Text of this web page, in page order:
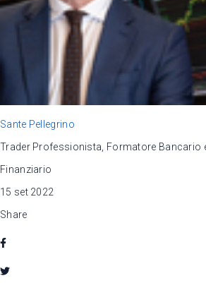
Sante Pellegrino
Trader Professionista, Formatore Bancario
Finanziario
15 set 2022
Share